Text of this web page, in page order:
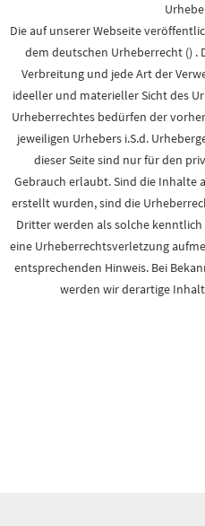
Die auf unserer Webseite
dem deutschen Urheberrecht () .
Verbreitung und jede Art der
ideeller und materieller Sicht des
Urheberrechtes bedürfen der
jeweiligen Urhebers i.S.d.
dieser Seite sind nur für den
Gebrauch erlaubt. Sind die Inhalte
erstellt wurden, sind die
Dritter werden als solche
eine Urheberrechtsverletzung
entsprechenden Hinweis. Bei
werden wir derartige